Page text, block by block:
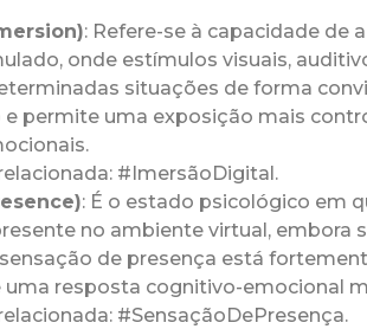
: Refere-se à capacidade de
onde estímulos visuais,
situações de forma
permite uma exposição mais
#ImersãoDigital.
: É o estado psicológico em
no ambiente virtual, embora
de presença está
uma resposta cognitivo-emocional
#SensaçãoDePresença.